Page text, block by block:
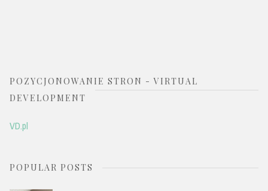
POZYCJONOWANIE STRON - VIRTUAL
DEVELOPMENT
VD.pl
POPULAR POSTS